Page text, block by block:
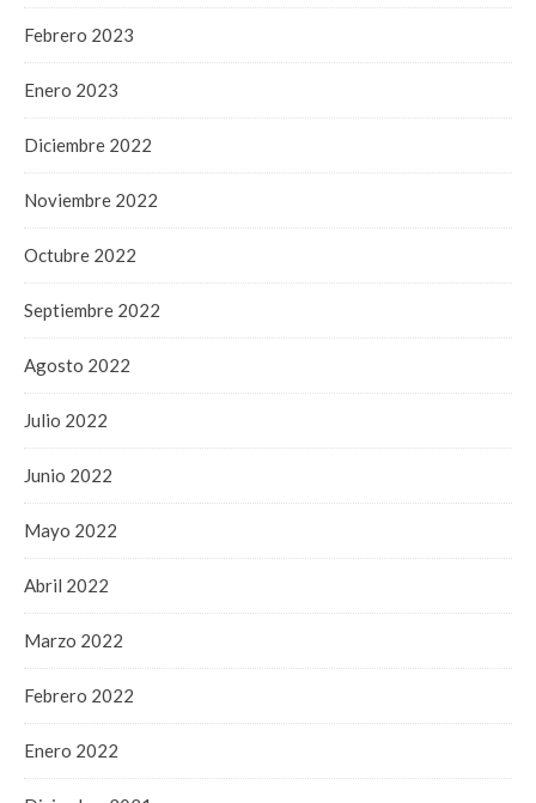
Febrero 2023
Enero 2023
Diciembre 2022
Noviembre 2022
Octubre 2022
Septiembre 2022
Agosto 2022
Julio 2022
Junio 2022
Mayo 2022
Abril 2022
Marzo 2022
Febrero 2022
Enero 2022